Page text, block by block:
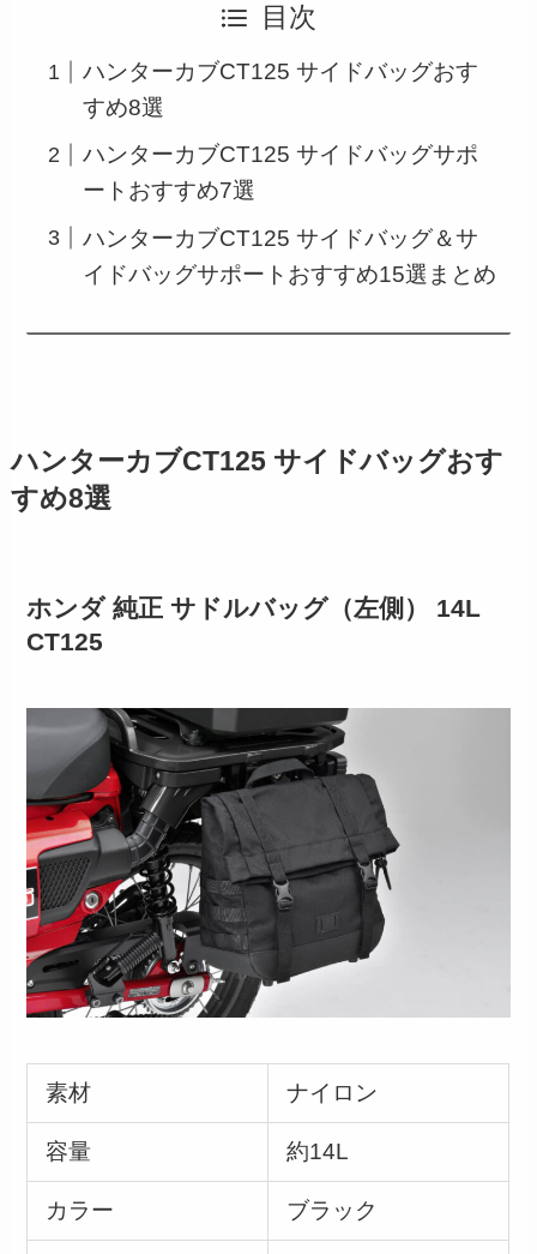
目次
ハンターカブCT125 サイドバッグおす
すめ8選
ハンターカブCT125 サイドバッグサポ
ートおすすめ7選
ハンターカブCT125 サイドバッグ＆サ
イドバッグサポートおすすめ15選まとめ
ハンターカブCT125 サイドバッグおす
すめ8選
ホンダ 純正 サドルバッグ（左側） 14L
CT125
素材 ナイロン
容量 約14L
カラー ブラック